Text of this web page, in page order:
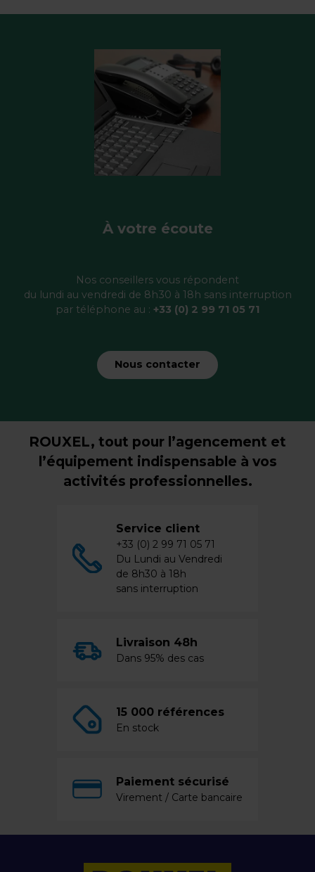
À votre écoute
Nos conseillers vous répondent
du lundi au vendredi de 8h30 à 18h sans interruption
par téléphone au : +33 (0) 2 99 71 05 71
Nous contacter
ROUXEL, tout pour l’agencement et
l’équipement indispensable à vos
activités professionnelles.
Service client
+33 (0) 2 99 71 05 71
Du Lundi au Vendredi
de 8h30 à 18h
sans interruption
Livraison 48h
Dans 95% des cas
15 000 références
En stock
Paiement sécurisé
Virement / Carte bancaire